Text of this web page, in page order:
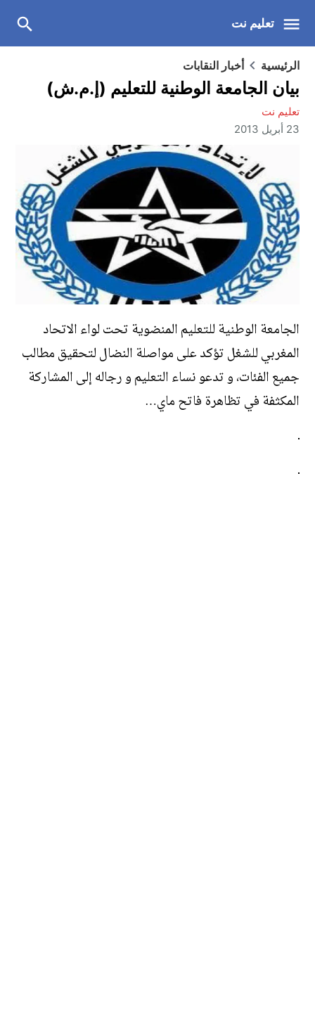
تعليم نت
الرئيسية أخبار النقابات
بيان الجامعة الوطنية للتعليم (إ.م.ش)
تعليم نت
23 أبريل 2013
الجامعة الوطنية للتعليم المنضوية تحت لواء الاتحاد
المغربي للشغل تؤكد على مواصلة النضال لتحقيق مطالب
جميع الفئات، و تدعو نساء التعليم و رجاله إلى المشاركة
المكثفة في تظاهرة فاتح ماي…